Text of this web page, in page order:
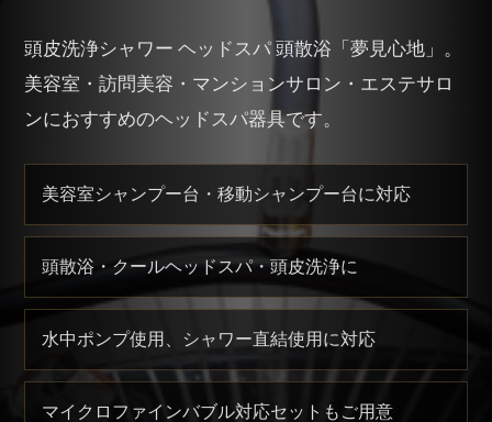
頭皮洗浄シャワー ヘッドスパ 頭散浴「夢見心地」。
美容室・訪問美容・マンションサロン・エステサロ
ンにおすすめのヘッドスパ器具です。
美容室シャンプー台・移動シャンプー台に対応
頭散浴・クールヘッドスパ・頭皮洗浄に
水中ポンプ使用、シャワー直結使用に対応
マイクロファインバブル対応セットもご用意